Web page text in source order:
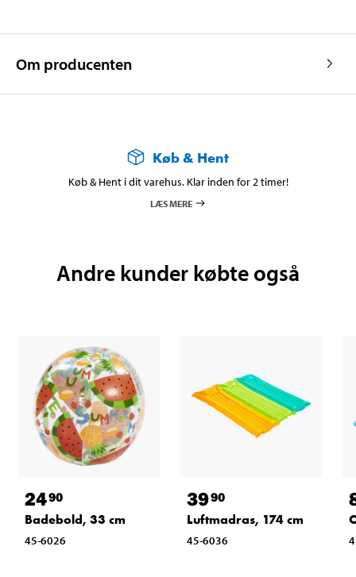
Om producenten
Køb & Hent
Køb & Hent i dit varehus. Klar inden for 2 timer!
LÆS MERE
Andre kunder købte også
2490
Badebold, 33 cm
45-6026
3990
Luftmadras, 174 cm
45-6036